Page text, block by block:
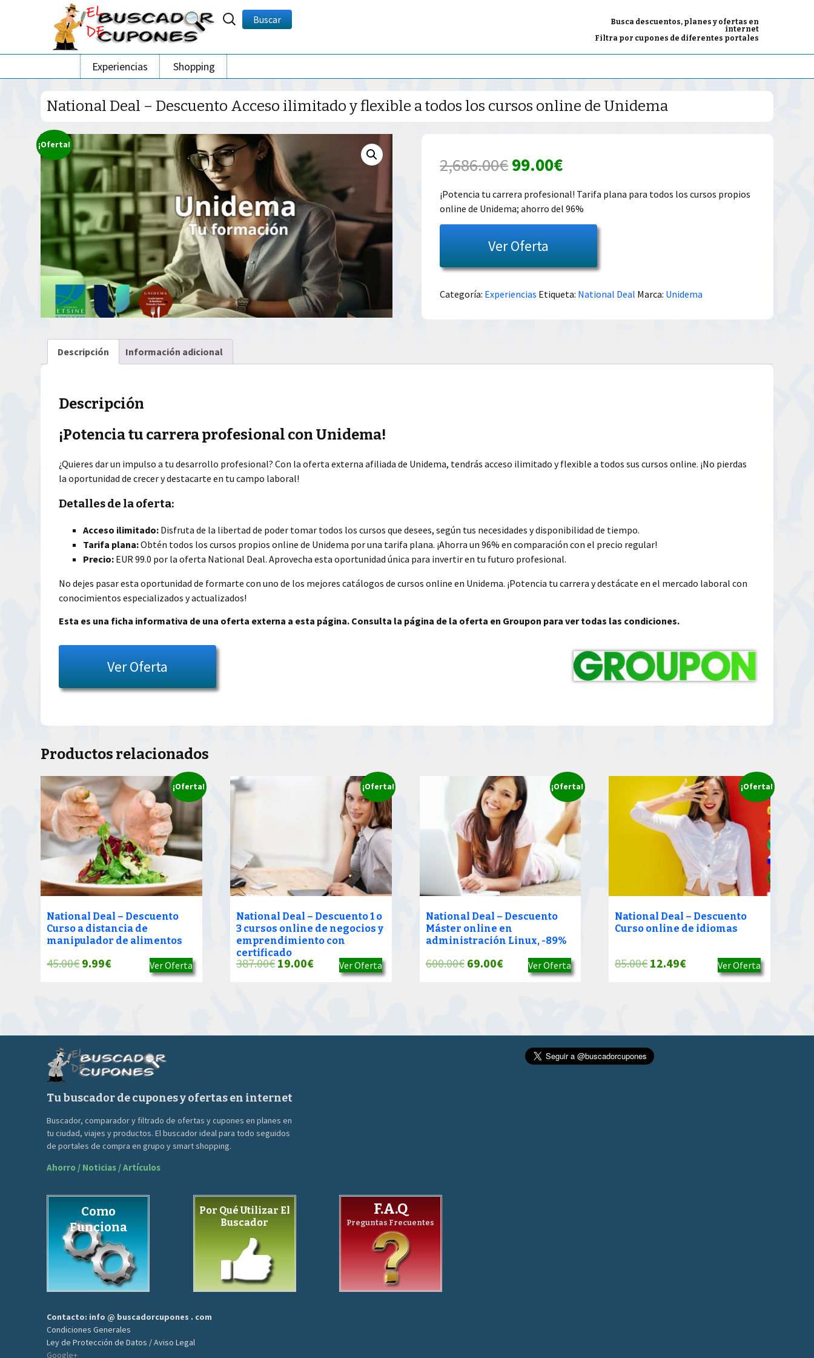
Busca descuentos, planes y ofertas en
internet
Filtra por cupones de diferentes portales
Buscar
por:
Buscar
Ir
al
contenido
Experiencias Shopping
National Deal – Descuento Acceso ilimitado y flexible a todos los cursos online de Unidema
¡Oferta!
2,686.00€El
precio
original
era:
2,686.00€.
99.00€El
precio
actual
es:
99.00€.
¡Potencia tu carrera profesional! Tarifa plana para todos los cursos propios
online de Unidema; ahorro del 96%
Ver Oferta
Categoría: Experiencias Etiqueta: National Deal Marca: Unidema
Descripción Información adicional
Descripción
¡Potencia tu carrera profesional con Unidema!
¿Quieres dar un impulso a tu desarrollo profesional? Con la oferta externa afiliada de Unidema, tendrás acceso ilimitado y flexible a todos sus cursos online. ¡No pierdas
la oportunidad de crecer y destacarte en tu campo laboral!
Detalles de la oferta:
Acceso ilimitado: Disfruta de la libertad de poder tomar todos los cursos que desees, según tus necesidades y disponibilidad de tiempo.
Tarifa plana:Obtén todos los cursos propios online de Unidema por una tarifa plana. ¡Ahorra un 96% en comparación con el precio regular!
Precio: EUR 99.0 por la oferta National Deal. Aprovecha esta oportunidad única para invertir en tu futuro profesional.
No dejes pasar esta oportunidad de formarte con uno de los mejores catálogos de cursos online en Unidema. ¡Potencia tu carrera y destácate en el mercado laboral con
conocimientos especializados y actualizados!
Esta es una ficha informativa de una oferta externa a esta página. Consulta la página de la oferta en Groupon para ver todas las condiciones.
Ver Oferta
Productos relacionados
¡Oferta!
National Deal – Descuento
Curso a distancia de
manipulador de alimentos
45.00€El
45.00€.
9.99€El
9.99€.
Ver Oferta
¡Oferta!
National Deal – Descuento 1 o
3 cursos online de negocios y
emprendimiento con
certificado
387.00€ El
387.00€.
19.00€El
precio
19.00€.
Ver Oferta
¡Oferta!
National Deal – Descuento
Máster online en
administración Linux, -89%
600.00€ El
600.00€.
69.00€El
precio
69.00€.
Ver Oferta
¡Oferta!
National Deal – Descuento
Curso online de idiomas
85.00€ El
85.00€.
12.49€El
12.49€.
Ver Oferta
Tu buscador de cupones y ofertas en internet
Buscador, comparador y filtrado de ofertas y cupones en planes en
tu ciudad, viajes y productos. El buscador ideal para todo seguidos
de portales de compra en grupo y smart shopping.
Ahorro / Noticias / Artículos
Como
Funciona
Por Qué Utilizar El
Buscador
F.A.Q
Preguntas Frecuentes
Contacto: info @ buscadorcupones . com
Condiciones Generales
Ley de Protección de Datos / Aviso Legal
Google+